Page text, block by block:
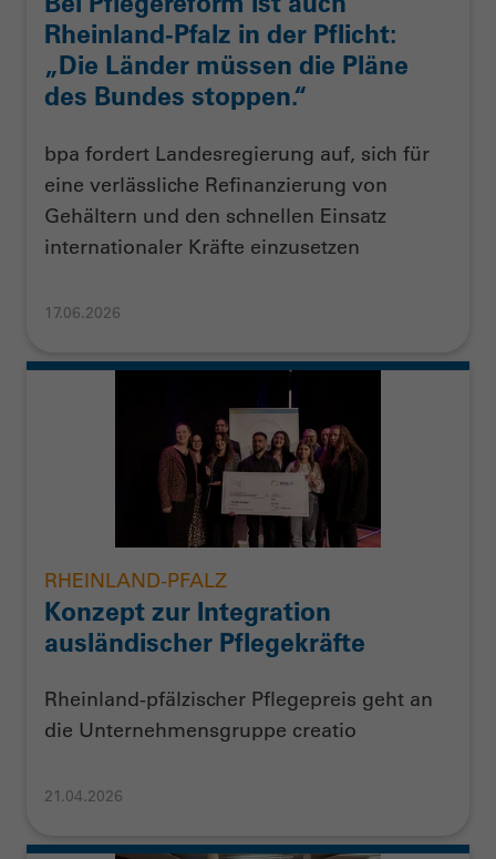
Rheinland-Pfalz in der Pflicht:
„Die Länder müssen die Pläne
des Bundes stoppen.“
bpa fordert Landesregierung auf, sich für
eine verlässliche Refinanzierung von
Gehältern und den schnellen Einsatz
internationaler Kräfte einzusetzen
17.06.2026
RHEINLAND-PFALZ
Konzept zur Integration
ausländischer Pflegekräfte
Rheinland-pfälzischer Pflegepreis geht an
die Unternehmensgruppe creatio
21.04.2026